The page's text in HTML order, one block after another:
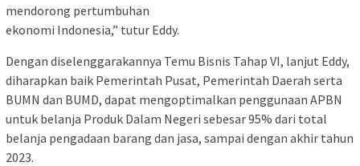
mendorong pertumbuhan
ekonomi Indonesia,” tutur Eddy.
Dengan diselenggarakannya Temu Bisnis Tahap VI, lanjut Eddy,
diharapkan baik Pemerintah Pusat, Pemerintah Daerah serta
BUMN dan BUMD, dapat mengoptimalkan penggunaan APBN
untuk belanja Produk Dalam Negeri sebesar 95% dari total
belanja pengadaan barang dan jasa, sampai dengan akhir tahun
2023.